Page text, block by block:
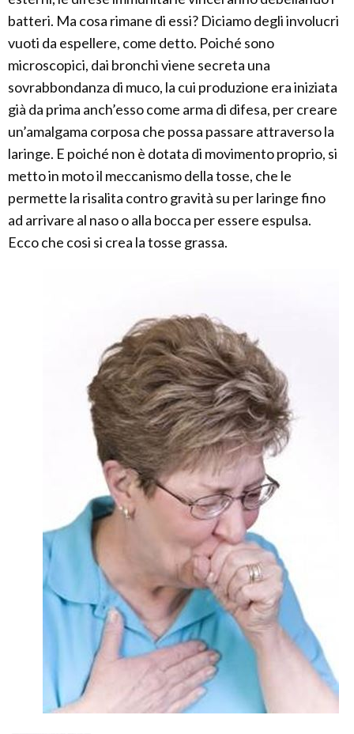
batteri. Ma cosa rimane di essi? Diciamo degli involucri
vuoti da espellere, come detto. Poiché sono
microscopici, dai bronchi viene secreta una
sovrabbondanza di muco, la cui produzione era iniziata
già da prima anch’esso come arma di difesa, per creare
un’amalgama corposa che possa passare attraverso la
laringe. E poiché non è dotata di movimento proprio, si
metto in moto il meccanismo della tosse, che le
permette la risalita contro gravità su per laringe fino
ad arrivare al naso o alla bocca per essere espulsa.
Ecco che cosi si crea la tosse grassa.